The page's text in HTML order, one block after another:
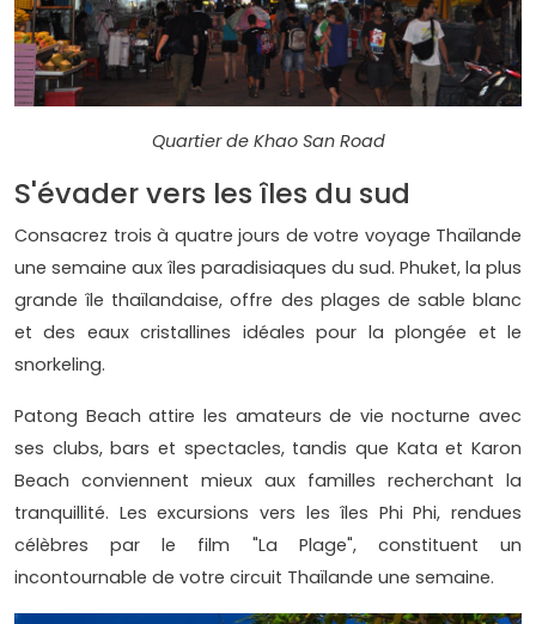
Quartier de Khao San Road
S'évader vers les îles du sud
Consacrez trois à quatre jours de votre voyage Thaïlande
une semaine aux îles paradisiaques du sud. Phuket, la plus
grande île thaïlandaise, offre des plages de sable blanc
et des eaux cristallines idéales pour la plongée et le
snorkeling.
Patong Beach attire les amateurs de vie nocturne avec
ses clubs, bars et spectacles, tandis que Kata et Karon
Beach conviennent mieux aux familles recherchant la
tranquillité. Les excursions vers les îles Phi Phi, rendues
célèbres par le film "La Plage", constituent un
incontournable de votre circuit Thaïlande une semaine.